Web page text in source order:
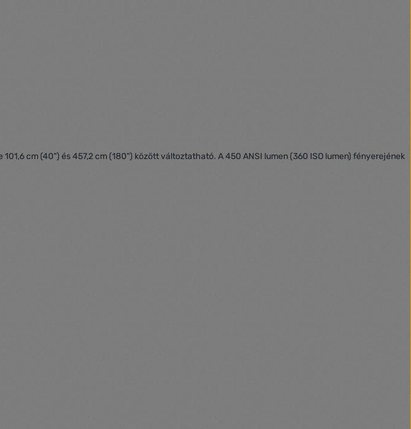
cm (40") és 457,2 cm (180") között változtatható. A 450 ANSI lumen (360 ISO lumen) fényerejének